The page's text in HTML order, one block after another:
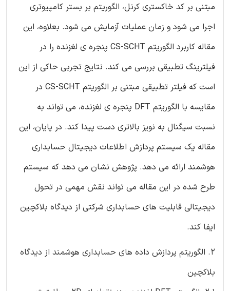
مبتنی بر کد خاکستری کرنل، الگوریتم بر بستر کامپیوتری
اجرا می شود و زمان عملیات آزمایش می شود. بعلاوه، این
مقاله کاربرد الگوریتم CS-SCHT پنجره ی لغزنده را در
فیلترینگ تطبیقی بررسی می کند. نتایج تجربی حاکی از این
است که فیلتر تطبیقی مبتنی بر الگوریتم CS-SCHT در
مقایسه با الگوریتم DFT پنجره ی لغزنده، می تواند به
نسبت سیگنال به نویز بالاتری دست پیدا کند. در پایان، این
مقاله یک سیستم پردازش اطلاعات دیجیتال حسابداری
هوشمند ارائه می دهد. پژوهش نشان می دهد که سیستم
طرح شده در این مقاله می تواند نقش مهمی در تحول
دیجیتالی قابلیت های حسابداری شرکتی از دیدگاه بلاکچین
ایفا کند.
2. الگوریتم پردازش داده های حسابداری هوشمند از دیدگاه
بلاکچین